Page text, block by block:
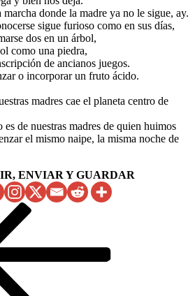
donde la madre ya no le sigue, ay.
sigue furioso como en sus días,
dos en un árbol,
como una piedra,
de ancianos juegos.
o incorporar un fruto ácido.
madres cae el planeta centro de
de nuestras madres de quien huimos
el mismo naipe, la misma noche de
ENVIAR Y GUARDAR